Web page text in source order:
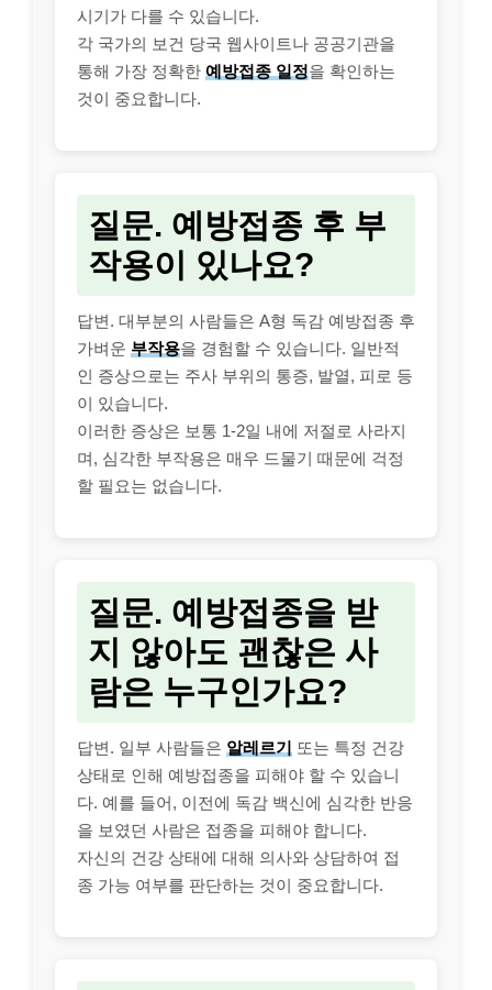
시기가 다를 수 있습니다.
각 국가의 보건 당국 웹사이트나 공공기관을
통해 가장 정확한 예방접종 일정을 확인하는
것이 중요합니다.
질문. 예방접종 후 부
작용이 있나요?
답변. 대부분의 사람들은 A형 독감 예방접종 후
가벼운 부작용을 경험할 수 있습니다. 일반적
인 증상으로는 주사 부위의 통증, 발열, 피로 등
이 있습니다.
이러한 증상은 보통 1-2일 내에 저절로 사라지
며, 심각한 부작용은 매우 드물기 때문에 걱정
할 필요는 없습니다.
질문. 예방접종을 받
지 않아도 괜찮은 사
람은 누구인가요?
답변. 일부 사람들은 알레르기 또는 특정 건강
상태로 인해 예방접종을 피해야 할 수 있습니
다. 예를 들어, 이전에 독감 백신에 심각한 반응
을 보였던 사람은 접종을 피해야 합니다.
자신의 건강 상태에 대해 의사와 상담하여 접
종 가능 여부를 판단하는 것이 중요합니다.